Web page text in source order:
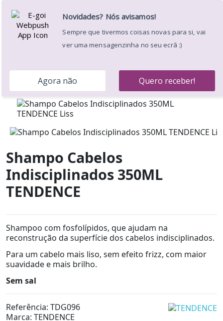
39€ para a Península Ibérica * Envíos em 24/48h
Tendence
Liss
Shampo Cabelos
Indisciplinados 350ML TENDENCE
Shampo Cabelos
Indisciplinados 350ML
TENDENCE
Shampoo com fosfolípidos, que ajudam na
reconstrução da superfície dos cabelos indisciplinados.
Para um cabelo mais liso, sem efeito frizz, com maior
suavidade e mais brilho.
Sem sal
Referência: TDG096
Marca: TENDENCE